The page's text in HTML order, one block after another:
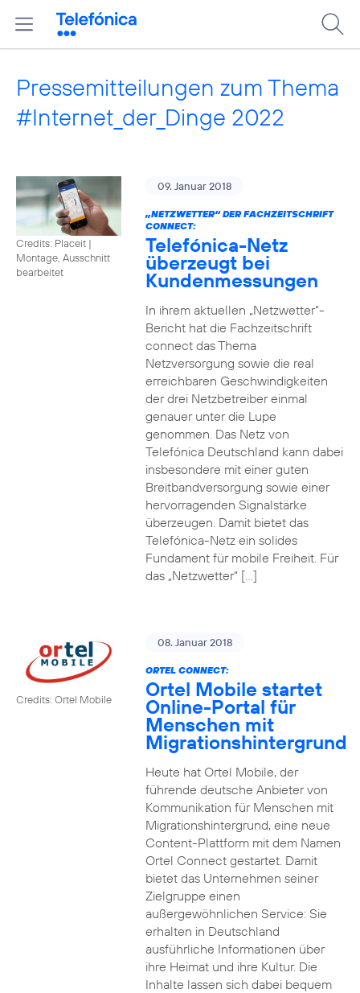
Pressemitteilungen zum Thema
#Internet_der_Dinge 2022
Credits: Placeit |
Montage, Ausschnitt
bearbeitet
09. Januar 2018
„NETZWETTER“ DER FACHZEITSCHRIFT
CONNECT:
Telefónica-Netz
überzeugt bei
Kundenmessungen
In ihrem aktuellen „Netzwetter“-
Bericht hat die Fachzeitschrift
connect das Thema
Netzversorgung sowie die real
erreichbaren Geschwindigkeiten
der drei Netzbetreiber einmal
genauer unter die Lupe
genommen. Das Netz von
Telefónica Deutschland kann dabei
insbesondere mit einer guten
Breitbandversorgung sowie einer
hervorragenden Signalstärke
überzeugen. Damit bietet das
Telefónica-Netz ein solides
Fundament für mobile Freiheit. Für
das „Netzwetter“ […]
Credits: Ortel Mobile
08. Januar 2018
ORTEL CONNECT:
Ortel Mobile startet
Online-Portal für
Menschen mit
Migrationshintergrund
Heute hat Ortel Mobile, der
führende deutsche Anbieter von
Kommunikation für Menschen mit
Migrationshintergrund, eine neue
Content-Plattform mit dem Namen
Ortel Connect gestartet. Damit
bietet das Unternehmen seiner
Zielgruppe einen
außergewöhnlichen Service: Sie
erhalten in Deutschland
ausführliche Informationen über
ihre Heimat und ihre Kultur. Die
Inhalte lassen sich dabei bequem